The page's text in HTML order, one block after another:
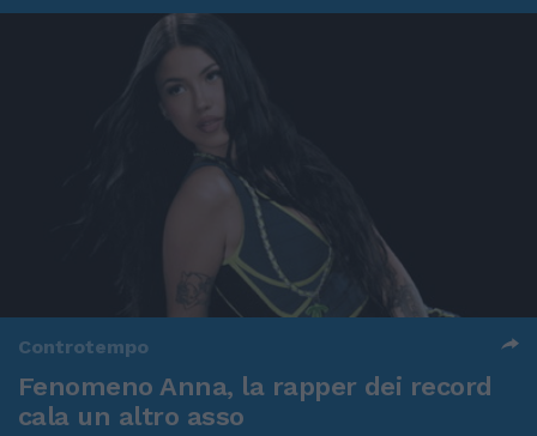
Controtempo
Fenomeno Anna, la rapper dei record
cala un altro asso